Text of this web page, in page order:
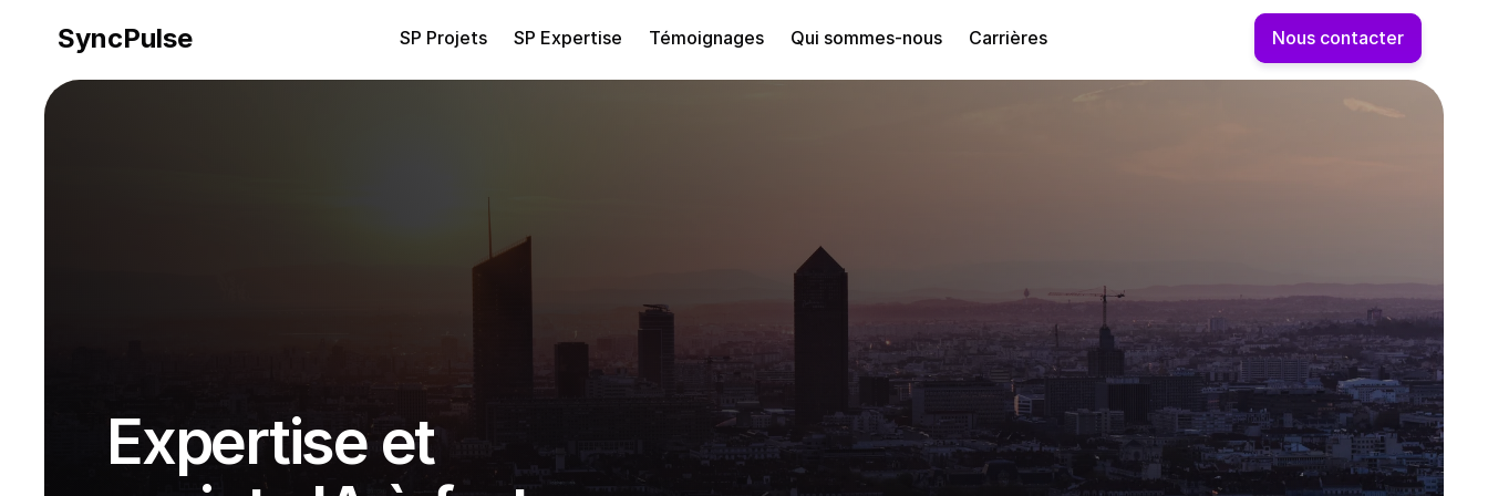
SyncPulse SP Projets SP Expertise Témoignages Qui sommes-nous Carrières Nous contacter
Expertise et